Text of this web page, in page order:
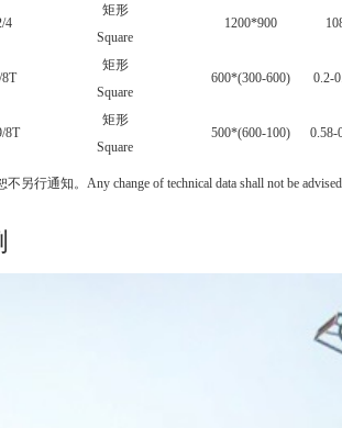
4
矩形
Square
1200*900
矩形
Square
600*(300-600) 0.2-
8T
矩形
Square
500*(600-100) 0.58-
另行通知。Any change of technical data shall not be